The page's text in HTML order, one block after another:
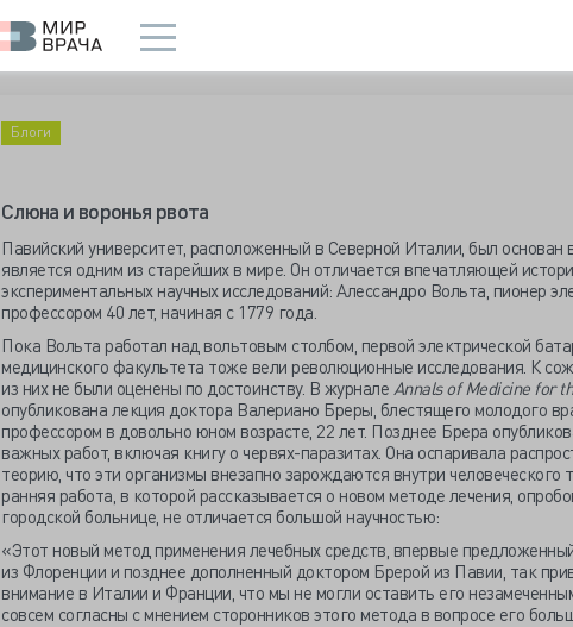
Блоги
Слюна и воронья рвота
Павийский университет, расположенный в Северной Италии, был основан
является одним из старейших в мире. Он отличается впечатляющей
экспериментальных научных исследований: Алессандро Вольта, пионер
профессором 40 лет, начиная с 1779 года.
Пока Вольта работал над вольтовым столбом, первой электрической
медицинского факультета тоже вели революционные исследования. К
из них не были оценены по достоинству. В журнале Annals of Medicine for
опубликована лекция доктора Валериано Бреры, блестящего молодого
профессором в довольно юном возрасте, 22 лет. Позднее Брера
важных работ, включая книгу о червях-паразитах. Она оспаривала
теорию, что эти организмы внезапно зарождаются внутри человеческого
ранняя работа, в которой рассказывается о новом методе лечения,
городской больнице, не отличается большой научностью:
«Этот новый метод применения лечебных средств, впервые
из Флоренции и позднее дополненный доктором Брерой из Павии, так
внимание в Италии и Франции, что мы не могли оставить его
совсем согласны с мнением сторонников этого метода в вопросе его